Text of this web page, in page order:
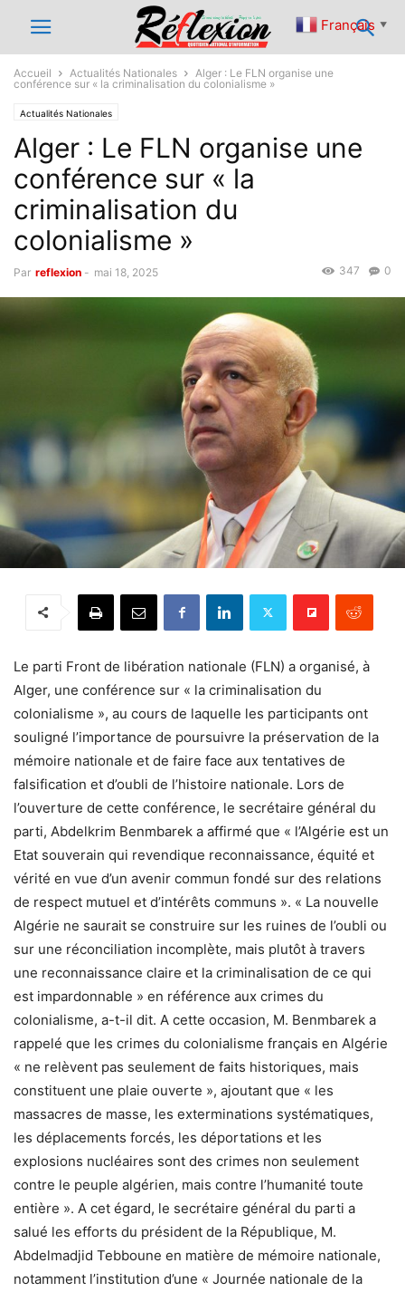
Accueil Actualités Nationales
Alger : Le FLN organise une
conférence sur « la criminalisation du colonialisme »
Actualités Nationales
Alger : Le FLN organise une
conférence sur « la
criminalisation du
colonialisme »
Par reflexion - mai 18, 2025 0
347
Le parti Front de libération nationale (FLN) a organisé, à
Alger, une conférence sur « la criminalisation du
colonialisme », au cours de laquelle les participants ont
souligné l’importance de poursuivre la préservation de la
mémoire nationale et de faire face aux tentatives de
falsification et d’oubli de l’histoire nationale. Lors de
l’ouverture de cette conférence, le secrétaire général du
parti, Abdelkrim Benmbarek a affirmé que « l’Algérie est un
Etat souverain qui revendique reconnaissance, équité et
vérité en vue d’un avenir commun fondé sur des relations
de respect mutuel et d’intérêts communs ». « La nouvelle
Algérie ne saurait se construire sur les ruines de l’oubli ou
sur une réconciliation incomplète, mais plutôt à travers
une reconnaissance claire et la criminalisation de ce qui
est impardonnable » en référence aux crimes du
colonialisme, a-t-il dit. A cette occasion, M. Benmbarek a
rappelé que les crimes du colonialisme français en Algérie
« ne relèvent pas seulement de faits historiques, mais
constituent une plaie ouverte », ajoutant que « les
massacres de masse, les exterminations systématiques,
les déplacements forcés, les déportations et les
explosions nucléaires sont des crimes non seulement
contre le peuple algérien, mais contre l’humanité toute
entière ». A cet égard, le secrétaire général du parti a
salué les efforts du président de la République, M.
Abdelmadjid Tebboune en matière de mémoire nationale,
notamment l’institution d’une « Journée nationale de la
Français ▼